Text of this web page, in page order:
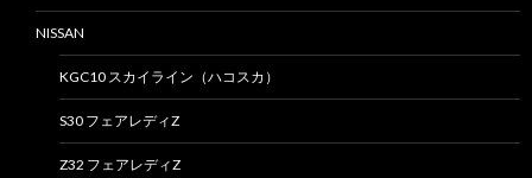
NISSAN
KGC10 スカイライン（ハコスカ）
S30 フェアレディZ
Z32 フェアレディZ